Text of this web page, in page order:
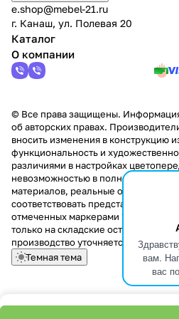
вам.
вас
e.shop@mebel-21.ru
г. Канаш, ул. Полевая 20
Каталог
О компании
© Все права защищены.
об авторских правах.
вносить изменения в конструкцию
функциональность и
различиями в настройках
невозможностью в полной мере
материалов, реальные оттенки и
соответствовать представленным
отмеченных маркерами "Скидка!" и
только на складские остатки.
производство уточняется у
Темная тема